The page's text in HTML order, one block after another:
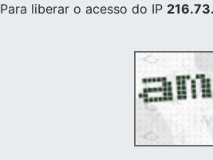
Para liberar o acesso do IP